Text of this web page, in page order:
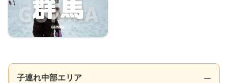
子連れ中部エリア